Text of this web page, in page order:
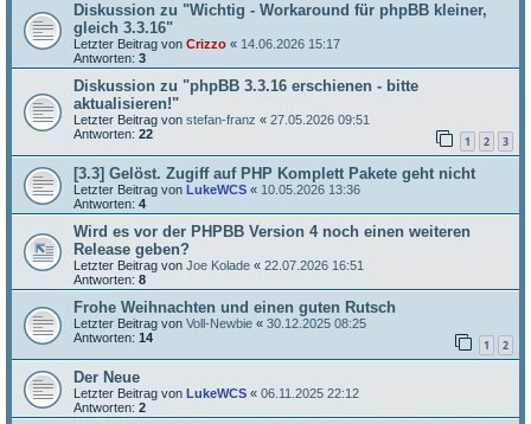
Diskussion zu "Wichtig - Workaround für phpBB kleiner,
gleich 3.3.16"
Letzter Beitrag von Crizzo « 14.06.2026 15:17
Antworten: 3
Diskussion zu "phpBB 3.3.16 erschienen - bitte
aktualisieren!"
Letzter Beitrag von stefan-franz « 27.05.2026 09:51
Antworten: 22 1 2 3
[3.3] Gelöst. Zugiff auf PHP Komplett Pakete geht nicht
Letzter Beitrag von LukeWCS « 10.05.2026 13:36
Antworten: 4
Wird es vor der PHPBB Version 4 noch einen weiteren
Release geben?
Letzter Beitrag von Joe Kolade « 22.07.2026 16:51
Antworten: 8
Frohe Weihnachten und einen guten Rutsch
Letzter Beitrag von Voll-Newbie « 30.12.2025 08:25
Antworten: 14 1 2
Der Neue
Letzter Beitrag von LukeWCS « 06.11.2025 22:12
Antworten: 2